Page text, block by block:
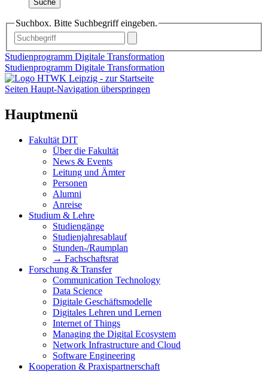
Suche
Suchbox. Bitte Suchbegriff eingeben.
Studienprogramm Digitale Transformation
Studienprogramm Digitale Transformation
Seiten Haupt-Navigation überspringen
Hauptmenü
Fakultät DIT
Über die Fakultät
News & Events
Leitung und Ämter
Personen
Alumni
Anreise
Studium & Lehre
Studiengänge
Studienjahresablauf
Stunden-/Raumplan
→ Fachschaftsrat
Forschung & Transfer
Communication Technology
Data Science
Digitale Geschäftsmodelle
Digitales Lehren und Lernen
Internet of Things
Managing the Digital Ecosystem
Network Infrastructure and Cloud
Software Engineering
Kooperation & Praxispartnerschaft